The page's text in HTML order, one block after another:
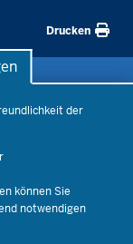
der
können Sie
notwendigen
Drucken